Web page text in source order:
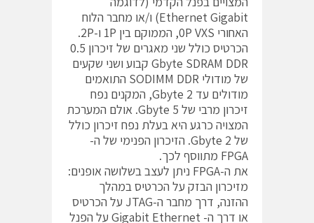
Ethernet Gigabit) ו/או מחבר הלוח
האחורי 0P VXS, הממוקם בין 1P ו-2P.
הכרטיס כולל שני מאגרים של זיכרון 0.5
Gbyte SDRAM DDR קבוע ושני שקעים
של מודולי SODIMM DDR התואמים
מודולים עד 2 Gbyte, המקנים נפח
זיכרון מרבי של 5 Gbyte. אולם המערכת
המצויה כרגע היא בעלת נפח זיכרון כולל
של 2 Gbyte. הזיכרון הפנימי של ה-
FPGA מתווסף לכך.
את ה-FPGA ניתן לעצב בשלושה אופנים:
מזיכרון הבזק על הכרטיס במהלך
ההזנה, דרך מחבר ה-JTAG על הכרטיס
או דרך ה- Gigabit Ethernet על הפנל